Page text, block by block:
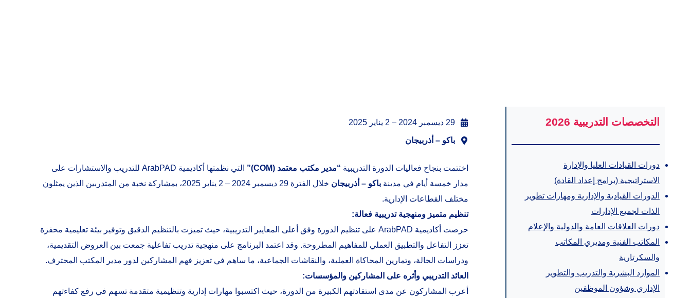
29 ديسمبر 2024 – 2 يناير 2025
باكو – أذربيجان
اختتمت بنجاح فعاليات الدورة التدريبية “مدير مكتب معتمد (COM)”
التي نظمتها أكاديمية ArabPAD للتدريب والاستشارات على
مدار خمسة أيام في مدينة باكو – أذربيجان
خلال الفترة 29 ديسمبر 2024 – 2 يناير 2025، بمشاركة نخبة من المتدربين الذين يمثلون
مختلف القطاعات الإدارية.
تنظيم متميز ومنهجية تدريبية فعالة:
حرصت أكاديمية ArabPAD على تنظيم الدورة وفق أعلى المعايير التدريبية، حيث تميزت بالتنظيم الدقيق وتوفير بيئة تعليمية محفزة
تعزز التفاعل والتطبيق العملي للمفاهيم المطروحة. وقد اعتمد البرنامج على منهجية تدريب تفاعلية جمعت بين العروض التقديمية،
ودراسات الحالة، وتمارين المحاكاة العملية، والنقاشات الجماعية، ما ساهم في تعزيز فهم المشاركين لدور مدير المكتب المحترف.
العائد التدريبي وأثره على المشاركين والمؤسسات:
أعرب المشاركون عن مدى استفادتهم الكبيرة من الدورة، حيث اكتسبوا مهارات إدارية وتنظيمية متقدمة تسهم في رفع كفاءتهم
التخصصات التدريبية 2026
دورات القيادات العليا والإدارة
الاستراتيجية (برامج إعداد القادة)
الدورات القيادية والإدارية ومهارات تطوير
الذات لجميع الإدارات
دورات العلاقات العامة والدولية والإعلام
المكاتب الفنية ومديري المكاتب
والسكرتارية
الموارد البشرية والتدريب والتطوير
الإداري وشؤون الموظفين